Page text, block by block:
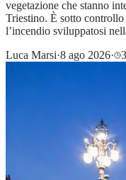
vegetazione che stanno
Triestino. È sotto
l’incendio sviluppatosi
Luca Marsi·8 ago 2026·